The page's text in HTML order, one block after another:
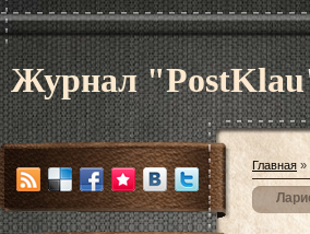
Журнал
Главная »